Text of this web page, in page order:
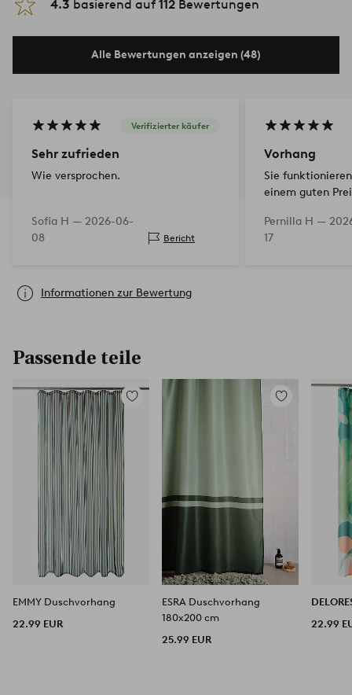
4.3 basierend auf 112 Bewertungen
Alle Bewertungen anzeigen (48)
Verifizierter käufer
Sehr zufrieden
Wie versprochen.
Sofia H — 2026-06-
08
Bericht
Vorhang
Sie
einem guten
Pernilla H —
17
Informationen zur Bewertung
Passende teile
Zu
Favoriten
EMMY Duschvorhang
22.99 EUR
Zu
ESRA Duschvorhang
180x200 cm
25.99 EUR
22.99